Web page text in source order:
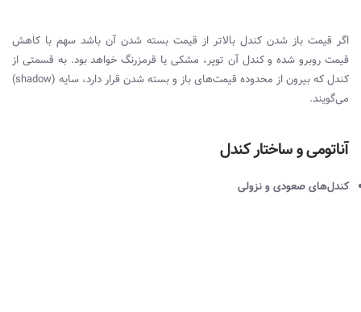
اگر قیمت باز شدن کندل بالاتر از قیمت بسته شدن آن باشد سهم با کاهش
قیمت روبرو شده و کندل آن توپر، مشکی یا قرمزرنگ خواهد بود. به قسمتی از
کندل که بیرون از محدوده قیمت‌های باز و بسته شدن قرار دارد، سایه (shadow
)
می‌گویند.
آناتومی و ساختار کندل
کندل‌های صعودی و نزولی